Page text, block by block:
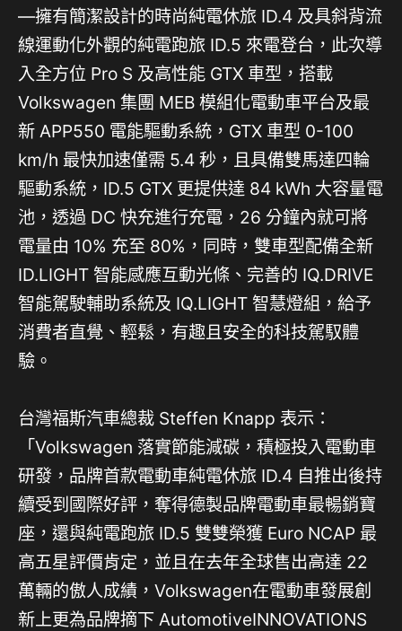
—擁有簡潔設計的時尚純電休旅 ID.4 及具斜背流
線運動化外觀的純電跑旅 ID.5 來電登台，此次導
入全方位 Pro S 及高性能 GTX 車型，搭載
Volkswagen 集團 MEB 模組化電動車平台及最
新 APP550 電能驅動系統，GTX 車型 0-100
km/h 最快加速僅需 5.4 秒，且具備雙馬達四輪
驅動系統，ID.5 GTX 更提供達 84 kWh 大容量電
池，透過 DC 快充進行充電，26 分鐘內就可將
電量由 10% 充至 80%，同時，雙車型配備全新
ID.LIGHT 智能感應互動光條、完善的 IQ.DRIVE
智能駕駛輔助系統及 IQ.LIGHT 智慧燈組，給予
消費者直覺、輕鬆，有趣且安全的科技駕馭體
驗。
台灣福斯汽車總裁 Steffen Knapp 表示：
「Volkswagen 落實節能減碳，積極投入電動車
研發，品牌首款電動車純電休旅 ID.4 自推出後持
續受到國際好評，奪得德製品牌電動車最暢銷寶
座，還與純電跑旅 ID.5 雙雙榮獲 Euro NCAP 最
高五星評價肯定，並且在去年全球售出高達 22
萬輛的傲人成績，Volkswagen在電動車發展創
新上更為品牌摘下 AutomotiveINNOVATIONS